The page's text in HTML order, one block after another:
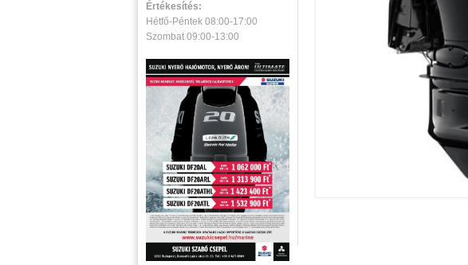
Értékesítés:
Hétfő-Péntek 08:00-17:00
Szombat 09:00-13:00